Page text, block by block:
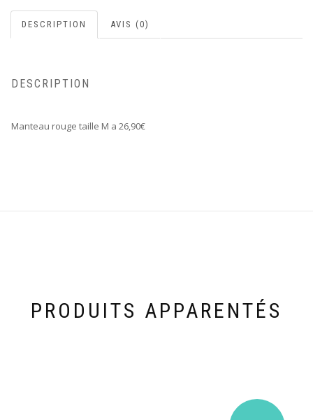
DESCRIPTION AVIS (0)
DESCRIPTION
Manteau rouge taille M a 26,90€
PRODUITS APPARENTÉS